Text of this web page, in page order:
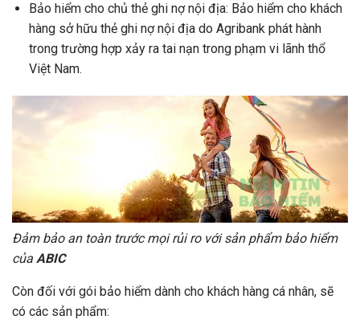
Bảo hiểm cho chủ thẻ ghi nợ nội địa: Bảo hiểm cho khách
hàng sở hữu thẻ ghi nợ nội địa do Agribank phát hành
trong trường hợp xảy ra tai nạn trong phạm vi lãnh thổ
Việt Nam.
Đảm bảo an toàn trước mọi rủi ro với sản phẩm bảo hiểm
của ABIC
Còn đối với gói bảo hiểm dành cho khách hàng cá nhân, sẽ
có các sản phẩm: